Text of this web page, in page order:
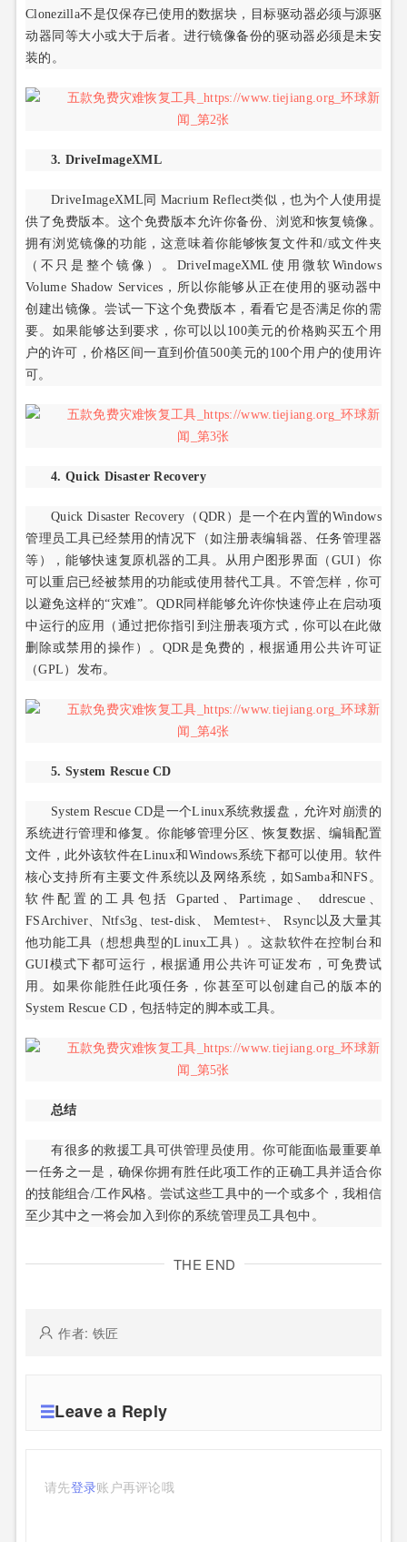
Clonezilla不是仅保存已使用的数据块，目标驱动器必须与源驱
动器同等大小或大于后者。进行镜像备份的驱动器必须是未安
装的。
3. DriveImageXML
DriveImageXML同 Macrium Reflect类似，也为个人使用提
供了免费版本。这个免费版本允许你备份、浏览和恢复镜像。
拥有浏览镜像的功能，这意味着你能够恢复文件和/或文件夹
（不只是整个镜像）。DriveImageXML使用微软Windows
Volume Shadow Services，所以你能够从正在使用的驱动器中
创建出镜像。尝试一下这个免费版本，看看它是否满足你的需
要。如果能够达到要求，你可以以100美元的价格购买五个用
户的许可，价格区间一直到价值500美元的100个用户的使用许
可。
4. Quick Disaster Recovery
Quick Disaster Recovery（QDR）是一个在内置的Windows
管理员工具已经禁用的情况下（如注册表编辑器、任务管理器
等），能够快速复原机器的工具。从用户图形界面（GUI）你
可以重启已经被禁用的功能或使用替代工具。不管怎样，你可
以避免这样的“灾难”。QDR同样能够允许你快速停止在启动项
中运行的应用（通过把你指引到注册表项方式，你可以在此做
删除或禁用的操作）。QDR是免费的，根据通用公共许可证
（GPL）发布。
5. System Rescue CD
System Rescue CD是一个Linux系统救援盘，允许对崩溃的
系统进行管理和修复。你能够管理分区、恢复数据、编辑配置
文件，此外该软件在Linux和Windows系统下都可以使用。软件
核心支持所有主要文件系统以及网络系统，如Samba和NFS。
软件配置的工具包括 Gparted、Partimage、 ddrescue、
FSArchiver、Ntfs3g、test-disk、 Memtest+、 Rsync以及大量其
他功能工具（想想典型的Linux工具）。这款软件在控制台和
GUI模式下都可运行，根据通用公共许可证发布，可免费试
用。如果你能胜任此项任务，你甚至可以创建自己的版本的
System Rescue CD，包括特定的脚本或工具。
总结
有很多的救援工具可供管理员使用。你可能面临最重要单
一任务之一是，确保你拥有胜任此项工作的正确工具并适合你
的技能组合/工作风格。尝试这些工具中的一个或多个，我相信
至少其中之一将会加入到你的系统管理员工具包中。
THE END
作者: 铁匠
Leave a Reply
请先登录账户再评论哦